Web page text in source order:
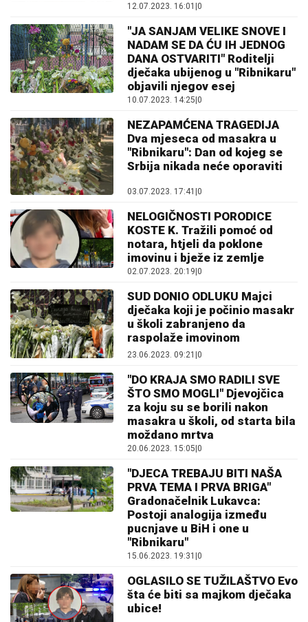
12.07.2023. 16:01 |0
"JA SANJAM VELIKE SNOVE I
NADAM SE DA ĆU IH JEDNOG
DANA OSTVARITI" Roditelji
dječaka ubijenog u "Ribnikaru"
objavili njegov esej
10.07.2023. 14:25|0
NEZAPAMĆENA TRAGEDIJA
Dva mjeseca od masakra u
"Ribnikaru": Dan od kojeg se
Srbija nikada neće oporaviti
03.07.2023. 17:41 0
NELOGIČNOSTI PORODICE
KOSTE K. Tražili pomoć od
notara, htjeli da poklone
imovinu i bježe iz zemlje
02.07.2023. 20:19 0
SUD DONIO ODLUKU Majci
dječaka koji je počinio masakr
u školi zabranjeno da
raspolaže imovinom
23.06.2023. 09:21 |0
"DO KRAJA SMO RADILI SVE
ŠTO SMO MOGLI" Djevojčica
za koju su se borili nakon
masakra u školi, od starta bila
moždano mrtva
20.06.2023. 15:05|0
"DJECA TREBAJU BITI NAŠA
PRVA TEMA I PRVA BRIGA"
Gradonačelnik Lukavca:
Postoji analogija između
pucnjave u BiH i one u
"Ribnikaru"
15.06.2023. 19:31 |0
OGLASILO SE TUŽILAŠTVO Evo
šta će biti sa majkom dječaka
ubice!